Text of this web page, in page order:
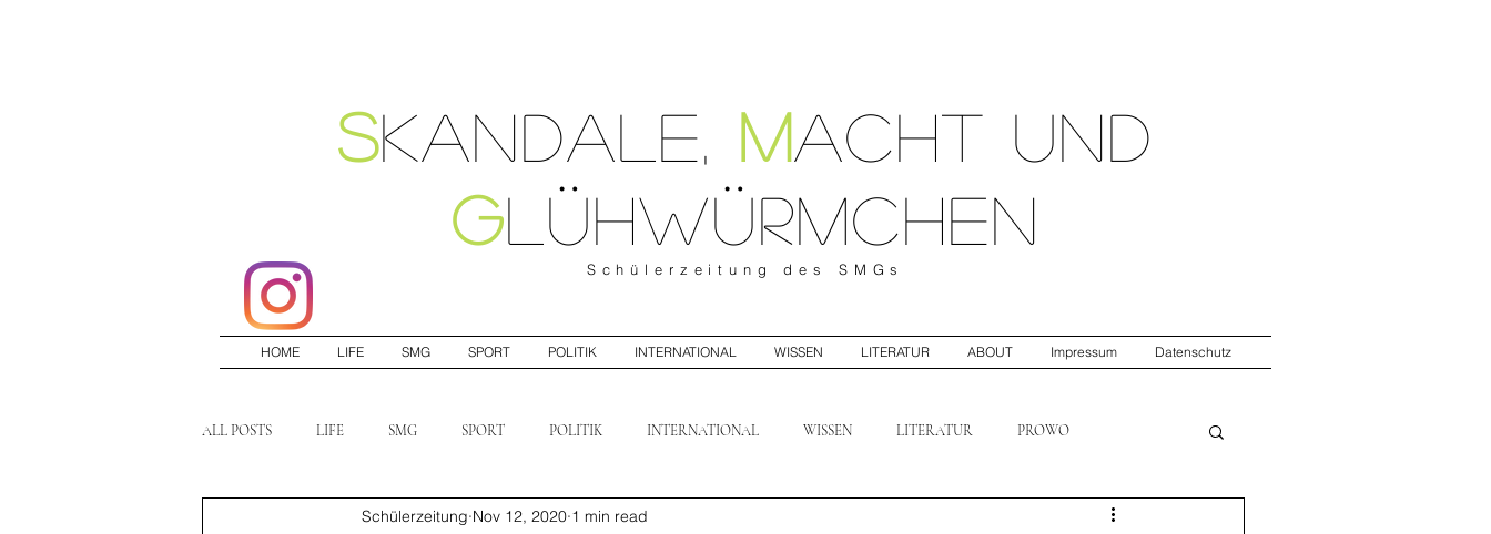
Skandale Macht und
Glühwürmchen
Schülerzeitung des SMGs
HOME LIFE SMG SPORT POLITIK INTERNATIONAL WISSEN LITERATUR ABOUT Impressum Datenschutz
ALL POSTS LIFE SMG SPORT POLITIK INTERNATIONAL WISSEN LITERATUR PROWO
Schülerzeitung Nov 12, 2020 1 min read